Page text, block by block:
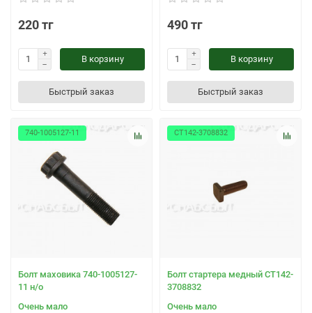
220 тг
В корзину
Быстрый заказ
490 тг
В корзину
Быстрый заказ
740-1005127-11
Болт маховика 740-1005127-
11 н/о
Очень мало
СТ142-3708832
Болт стартера медный СТ142-
3708832
Очень мало